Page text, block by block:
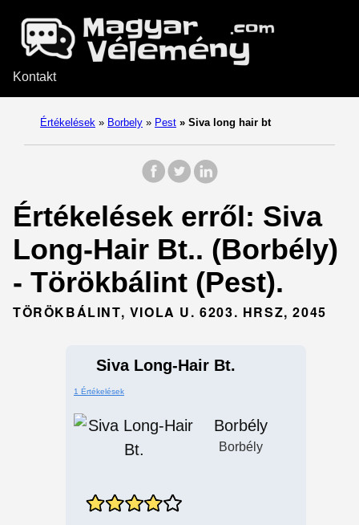
Kontakt
Értékelések » Borbely » Pest » Siva long hair bt
Értékelések erről: Siva
Long-Hair Bt.. (Borbély)
- Törökbálint (Pest).
TÖRÖKBÁLINT, VIOLA U. 6203. HRSZ, 2045
Siva Long-Hair Bt.
1 Értékelések
Borbély
Borbély